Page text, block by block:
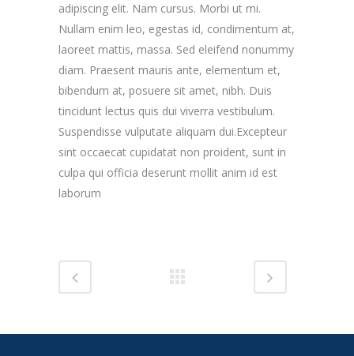
adipiscing elit. Nam cursus. Morbi ut mi.
Nullam enim leo, egestas id, condimentum at,
laoreet mattis, massa. Sed eleifend nonummy
diam. Praesent mauris ante, elementum et,
bibendum at, posuere sit amet, nibh. Duis
tincidunt lectus quis dui viverra vestibulum.
Suspendisse vulputate aliquam dui.Excepteur
sint occaecat cupidatat non proident, sunt in
culpa qui officia deserunt mollit anim id est
laborum